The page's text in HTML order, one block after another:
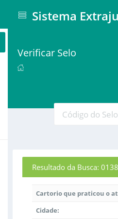
Sistema
Verificar Selo
Resultado da Busca:
Cartorio que praticou o
Cidade: